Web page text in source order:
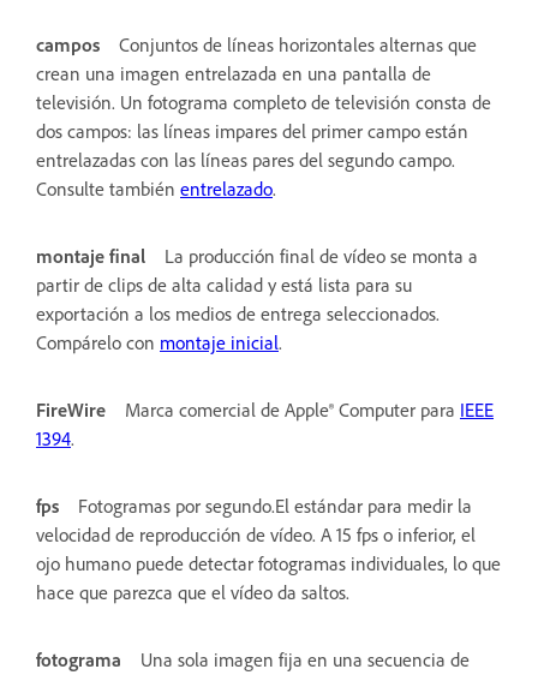
campos
Conjuntos de líneas horizontales alternas que
crean una imagen entrelazada en una pantalla de
televisión. Un fotograma completo de televisión consta de
dos campos: las líneas impares del primer campo están
entrelazadas con las líneas pares del segundo campo.
Consulte también entrelazado.
montaje final
La producción final de vídeo se monta a
partir de clips de alta calidad y está lista para su
exportación a los medios de entrega seleccionados.
Compárelo con montaje inicial.
FireWire Marca comercial de Apple® Computer para IEEE
1394.
fps
Fotogramas por segundo.El estándar para medir la
velocidad de reproducción de vídeo. A 15 fps o inferior, el
ojo humano puede detectar fotogramas individuales, lo que
hace que parezca que el vídeo da saltos.
fotograma
Una sola imagen fija en una secuencia de